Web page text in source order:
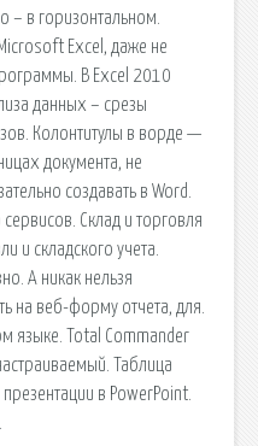
– в горизонтальном.
Excel, даже не
В Excel 2010
данных – срезы
Колонтитулы в ворде —
документа, не
создавать в Word.
Склад и торговля
и складского учета.
А никак нельзя
на веб-форму отчета, для.
языке. Total Commander
Таблица
в PowerPoint.